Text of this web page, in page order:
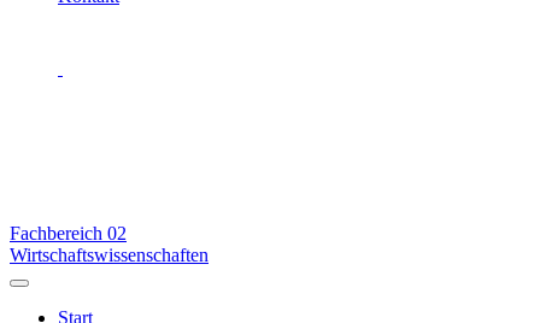
Fachbereich 02
Wirtschaftswissenschaften
Start